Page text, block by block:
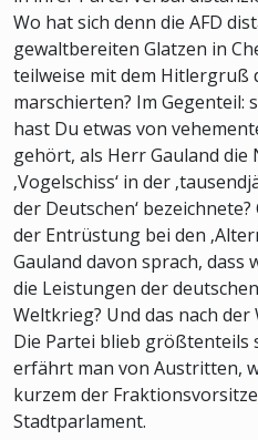
Wo hat sich denn die AFD
gewaltbereiten Glatzen in
teilweise mit dem Hitlergruß
marschierten? Im Gegenteil:
hast Du etwas von
gehört, als Herr Gauland die
‚Vogelschiss‘ in der
der Deutschen‘
der Entrüstung bei den
Gauland davon sprach,
die Leistungen der
Weltkrieg? Und das nach
Die Partei blieb größtenteils
erfährt man von Austritten,
kurzem der
Stadtparlament.